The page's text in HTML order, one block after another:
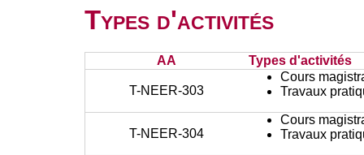
Types d'activités
AA Types d'activités
T-NEER-303
Cours
Travaux
T-NEER-304
Cours
Travaux